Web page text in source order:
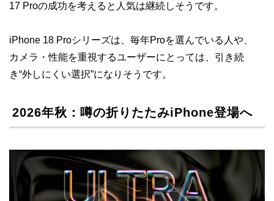
17 Proの成功を考えると人気は継続しそうです。
iPhone 18 Proシリーズは、毎年Proを選んでいる人や、
カメラ・性能を重視するユーザーにとっては、引き続
き“外しにくい選択”になりそうです。
2026年秋：噂の折りたたみiPhone登場へ